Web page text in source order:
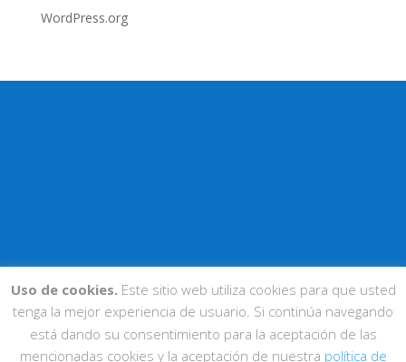
WordPress.org
Uso de cookies. Este sitio web utiliza cookies para que usted
tenga la mejor experiencia de usuario. Si continúa navegando
está dando su consentimiento para la aceptación de las
mencionadas cookies y la aceptación de nuestra política de